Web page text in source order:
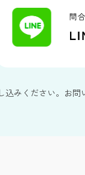
みください。お